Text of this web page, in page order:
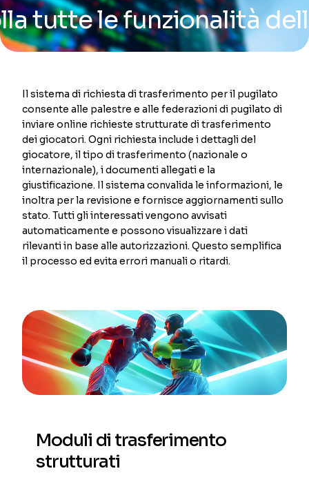
le funzionalità della
Il sistema di richiesta di trasferimento per il pugilato
consente alle palestre e alle federazioni di pugilato di
inviare online richieste strutturate di trasferimento
dei giocatori. Ogni richiesta include i dettagli del
giocatore, il tipo di trasferimento (nazionale o
internazionale), i documenti allegati e la
giustificazione. Il sistema convalida le informazioni, le
inoltra per la revisione e fornisce aggiornamenti sullo
stato. Tutti gli interessati vengono avvisati
automaticamente e possono visualizzare i dati
rilevanti in base alle autorizzazioni. Questo semplifica
il processo ed evita errori manuali o ritardi.
Moduli di trasferimento
strutturati